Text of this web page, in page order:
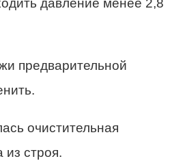
давление менее 2,8
предварительной
очистительная
строя.